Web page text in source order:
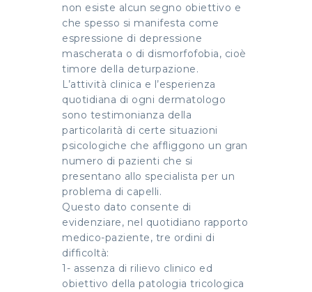
non esiste alcun segno obiettivo e
che spesso si manifesta come
espressione di depressione
mascherata o di dismorfofobia, cioè
timore della deturpazione.
L’attività clinica e l’esperienza
quotidiana di ogni dermatologo
sono testimonianza della
particolarità di certe situazioni
psicologiche che affliggono un gran
numero di pazienti che si
presentano allo specialista per un
problema di capelli.
Questo dato consente di
evidenziare, nel quotidiano rapporto
medico-paziente, tre ordini di
difficoltà:
1- assenza di rilievo clinico ed
obiettivo della patologia tricologica